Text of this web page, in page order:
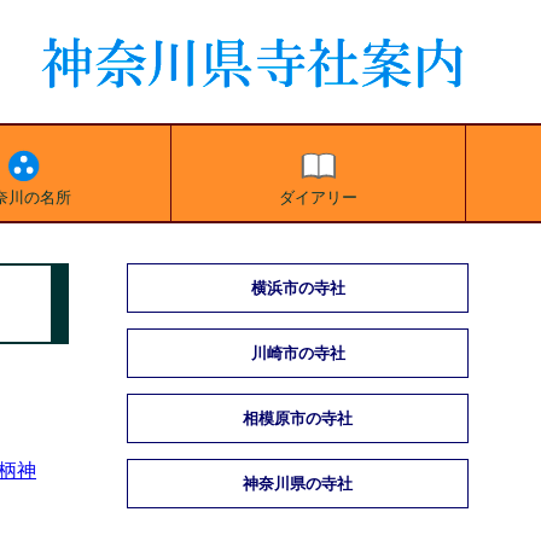
川の名所 ダイアリー
神
横浜市の寺社
川崎市の寺社
相模原市の寺社
神奈川県の寺社